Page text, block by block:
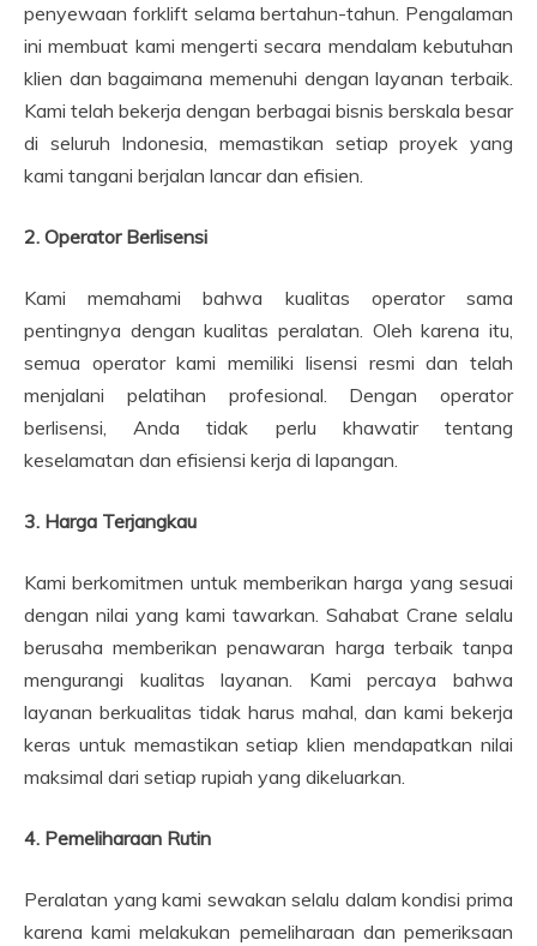
penyewaan forklift selama bertahun-tahun. Pengalaman
ini membuat kami mengerti secara mendalam kebutuhan
klien dan bagaimana memenuhi dengan layanan terbaik.
Kami telah bekerja dengan berbagai bisnis berskala besar
di seluruh Indonesia, memastikan setiap proyek yang
kami tangani berjalan lancar dan efisien.
2. Operator Berlisensi
Kami memahami bahwa kualitas operator sama
pentingnya dengan kualitas peralatan. Oleh karena itu,
semua operator kami memiliki lisensi resmi dan telah
menjalani pelatihan profesional. Dengan operator
berlisensi, Anda tidak perlu khawatir tentang
keselamatan dan efisiensi kerja di lapangan.
3. Harga Terjangkau
Kami berkomitmen untuk memberikan harga yang sesuai
dengan nilai yang kami tawarkan. Sahabat Crane selalu
berusaha memberikan penawaran harga terbaik tanpa
mengurangi kualitas layanan. Kami percaya bahwa
layanan berkualitas tidak harus mahal, dan kami bekerja
keras untuk memastikan setiap klien mendapatkan nilai
maksimal dari setiap rupiah yang dikeluarkan.
4. Pemeliharaan Rutin
Peralatan yang kami sewakan selalu dalam kondisi prima
karena kami melakukan pemeliharaan dan pemeriksaan